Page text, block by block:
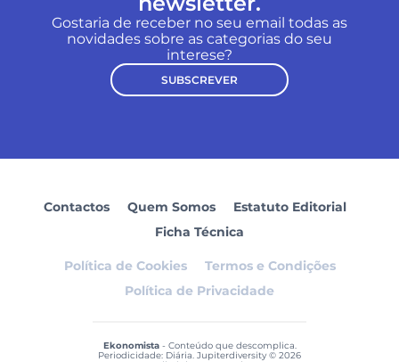
Gostaria de receber no seu email todas as
novidades sobre as categorias do seu
interese?
SUBSCREVER
Contactos Quem Somos
Estatuto Editorial
Ficha Técnica
Política de Cookies
Termos e Condições
Política de Privacidade
Ekonomista- Conteúdo que descomplica.
Periodicidade: Diária. Jupiterdiversity © 2026